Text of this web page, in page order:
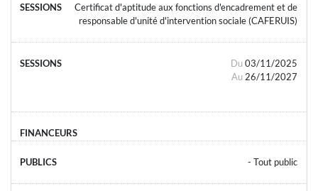
Certificat d'aptitude aux fonctions d'encadrement et de
responsable d'unité d'intervention sociale (CAFERUIS)
Du 03/11/2025
Au 26/11/2027
- Tout public